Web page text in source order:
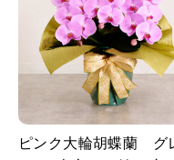
ピンク大輪胡蝶蘭 グ